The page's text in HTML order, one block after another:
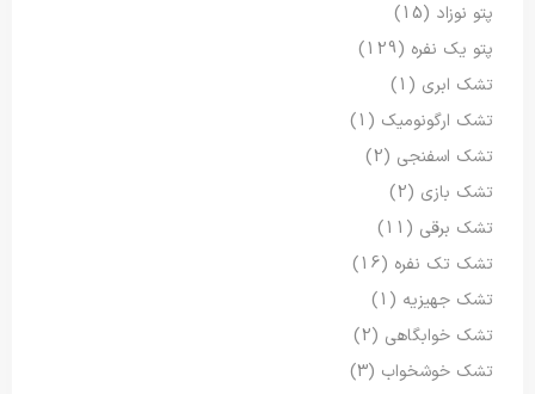
پتو نوزاد (15)
پتو یک نفره (129)
تشک ابری (1)
تشک ارگونومیک (1)
تشک اسفنجی (2)
تشک بازی (2)
تشک برقی (11)
تشک تک نفره (16)
تشک جهیزیه (1)
تشک خوابگاهی (2)
تشک خوشخواب (3)